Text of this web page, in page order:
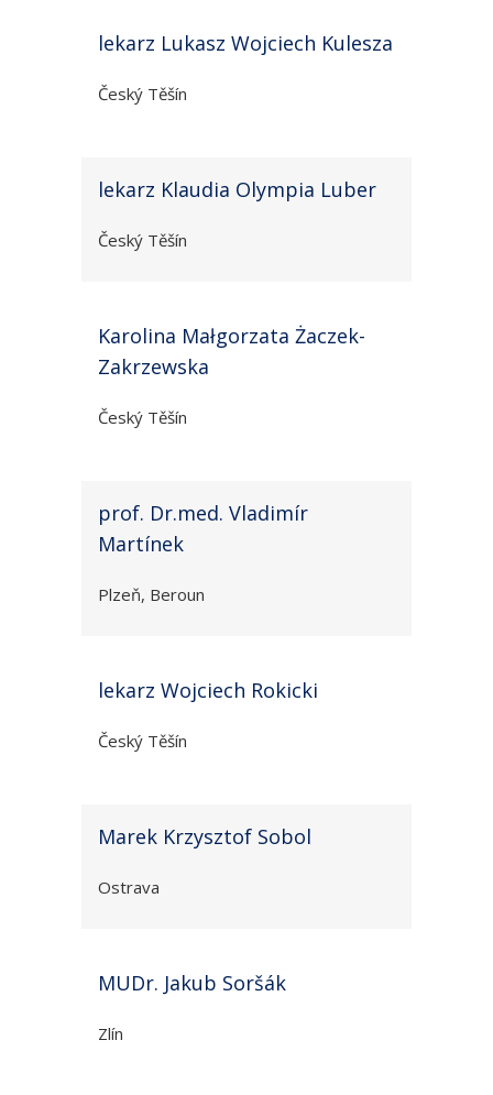
lekarz Lukasz Wojciech Kulesza
Český Těšín
lekarz Klaudia Olympia Luber
Český Těšín
Karolina Małgorzata Żaczek-
Zakrzewska
Český Těšín
prof. Dr.med. Vladimír
Martínek
Plzeň, Beroun
lekarz Wojciech Rokicki
Český Těšín
Marek Krzysztof Sobol
Ostrava
MUDr. Jakub Soršák
Zlín